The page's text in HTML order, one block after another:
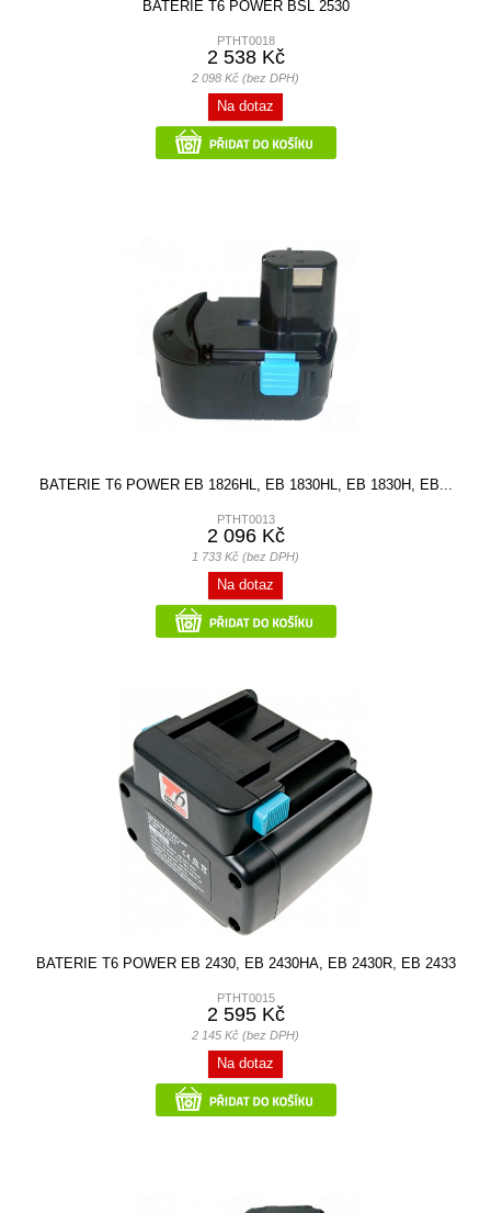
BATERIE T6 POWER BSL 2530
PTHT0018
2 538 Kč
2 098 Kč (bez DPH)
Na dotaz
BATERIE T6 POWER EB 1826HL, EB 1830HL, EB 1830H, EB...
PTHT0013
2 096 Kč
1 733 Kč (bez DPH)
Na dotaz
BATERIE T6 POWER EB 2430, EB 2430HA, EB 2430R, EB 2433
PTHT0015
2 595 Kč
2 145 Kč (bez DPH)
Na dotaz